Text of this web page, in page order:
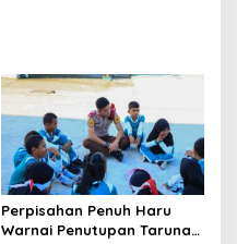
Perpisahan Penuh Haru
Warnai Penutupan Taruna